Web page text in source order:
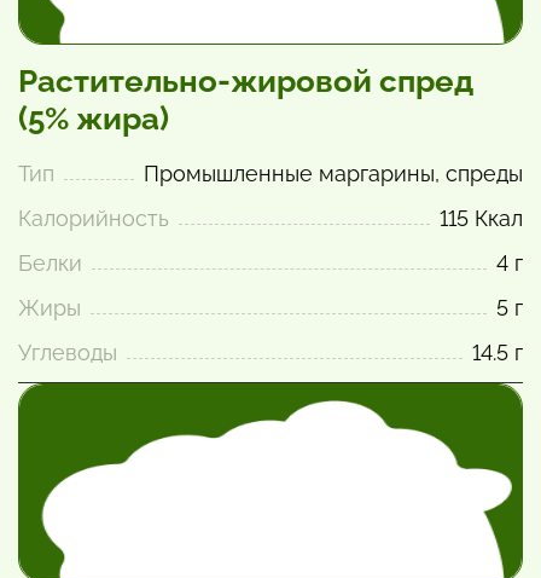
Растительно-жировой спред
(5% жира)
Тип
Промышленные маргарины, спреды
Калорийность
115 Ккал
Белки
4 г
Жиры
5 г
Углеводы
14.5 г